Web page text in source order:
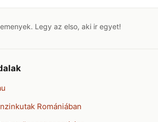
Legy az elso, aki ir egyet!
Romániában